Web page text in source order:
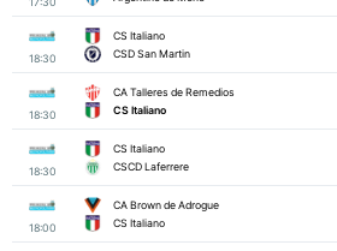
18:30
CS Italiano
CSD San Martin
18:30
CA Talleres de Remedios
CS Italiano
18:30
CS Italiano
CSCD Laferrere
18:00
CA Brown de Adrogue
CS Italiano